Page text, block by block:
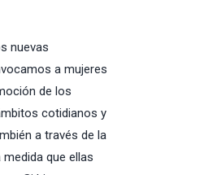
nuevas
a mujeres
de los
cotidianos y
a través de la
que ellas